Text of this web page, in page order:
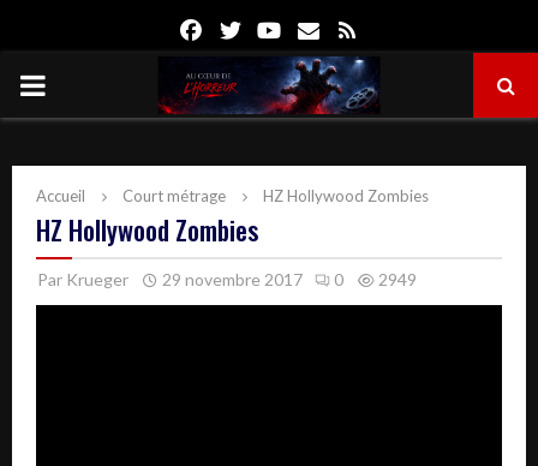
FacebookTwitterYoutube
Email
PRIMARY
Accueil Court métrage HZ Hollywood Zombies
HZ Hollywood Zombies
Par Krueger 29 novembre 2017 0 2949